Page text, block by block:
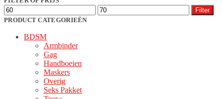
kan
Min.
prijs
Max.
prijs
Filter
PRODUCT CATEGORIEËN
BDSM
Armbinder
Gag
Handboeien
Maskers
Overig
Seks Pakket